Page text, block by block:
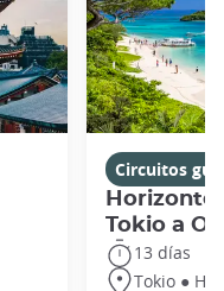
Circuitos
Tokio a
13 días
Tokio ●